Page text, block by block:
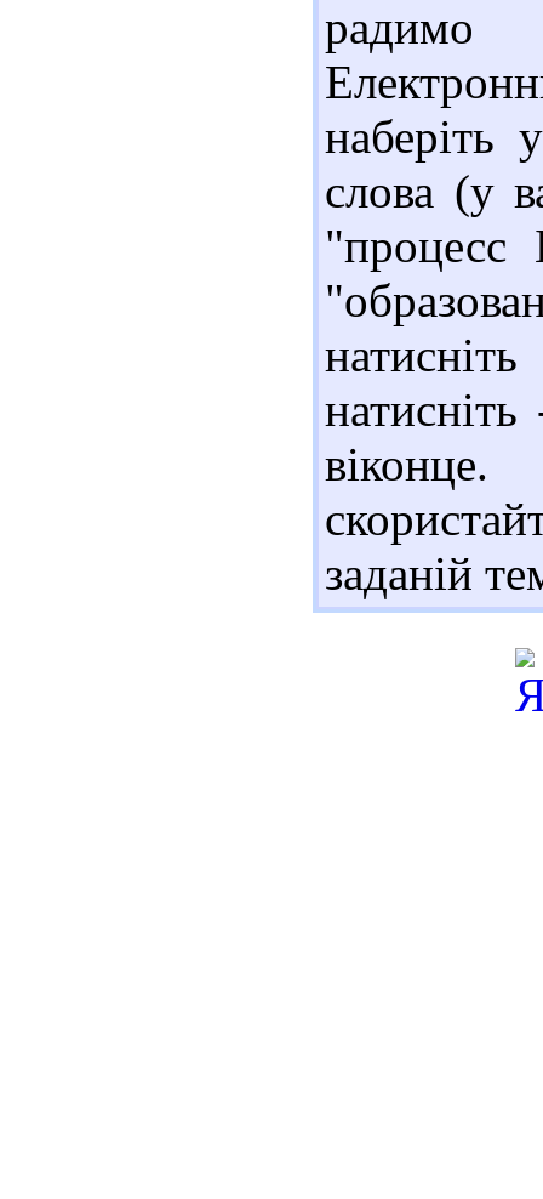
слова (у
"процесс
заданій